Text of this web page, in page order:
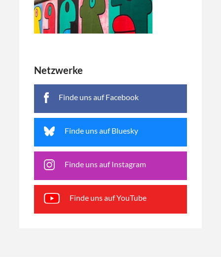
Netzwerke
Finde uns auf Facebook
Finde uns auf Bluesky
Finde uns auf Instagram
Finde uns auf YouTube